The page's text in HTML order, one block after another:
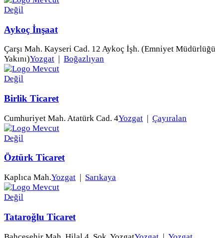
Aykoç İnşaat
Çarşı Mah. Kayseri Cad. 12 Aykoç İşh. (Emniyet Müdürlüğü
Yakını)Yozgat Boğazlıyan
Birlik Ticaret
Cumhuriyet Mah. Atatürk Cad. 4Yozgat | Çayıralan
Öztürk Ticaret
Kaplıca Mah.Yozgat Sarıkaya
Tataroğlu Ticaret